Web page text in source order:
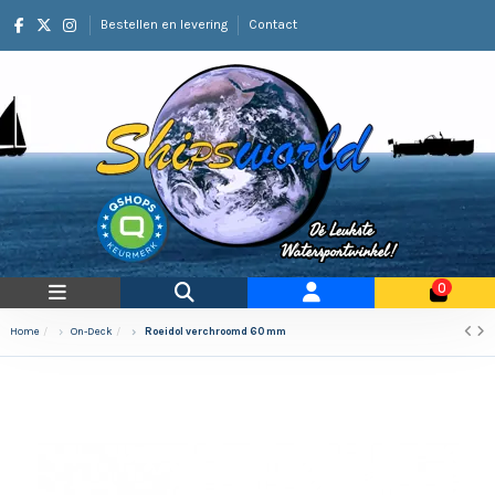
Bestellen en levering Contact
0
Home On-Deck Roeidol verchroomd 60 mm